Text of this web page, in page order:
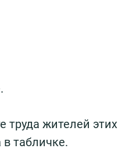
труда жителей этих
в табличке.